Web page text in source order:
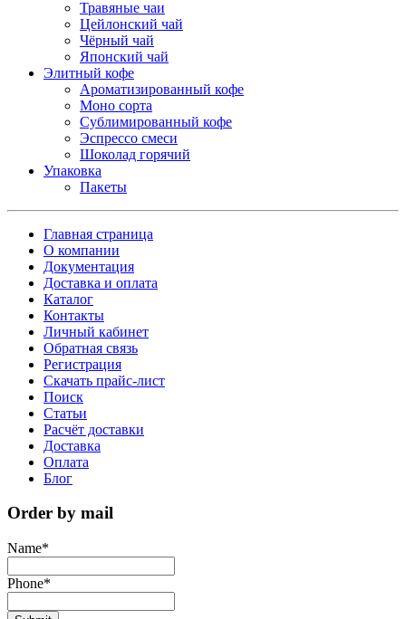
Травяные чаи
Цейлонский чай
Чёрный чай
Японский чай
Элитный кофе
Ароматизированный кофе
Моно сорта
Сублимированный кофе
Эспрессо смеси
Шоколад горячий
Упаковка
Пакеты
Главная страница
О компании
Документация
Доставка и оплата
Каталог
Контакты
Личный кабинет
Обратная связь
Регистрация
Скачать прайс-лист
Поиск
Статьи
Расчёт доставки
Доставка
Оплата
Блог
Order by mail
Name*
Phone*